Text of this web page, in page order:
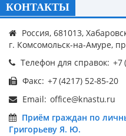
КОНТАКТЫ
Россия, 681013,
г. Комсомольск-на-Амуре,
Телефон для справок:
Факс:
Email:
Приём граждан по
Григорьеву Я. Ю.